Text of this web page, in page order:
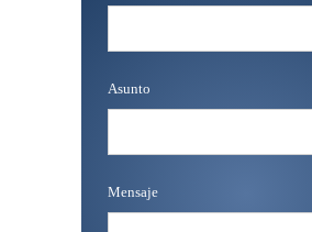
Asunto
Mensaje